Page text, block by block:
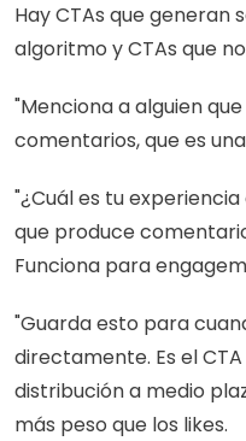
Hay CTAs que generan
algoritmo y CTAs que
"Menciona a alguien
comentarios, que es
"¿Cuál es tu
que produce
Funciona para
"Guarda esto para
directamente. Es el
distribución a medio
más peso que los likes.